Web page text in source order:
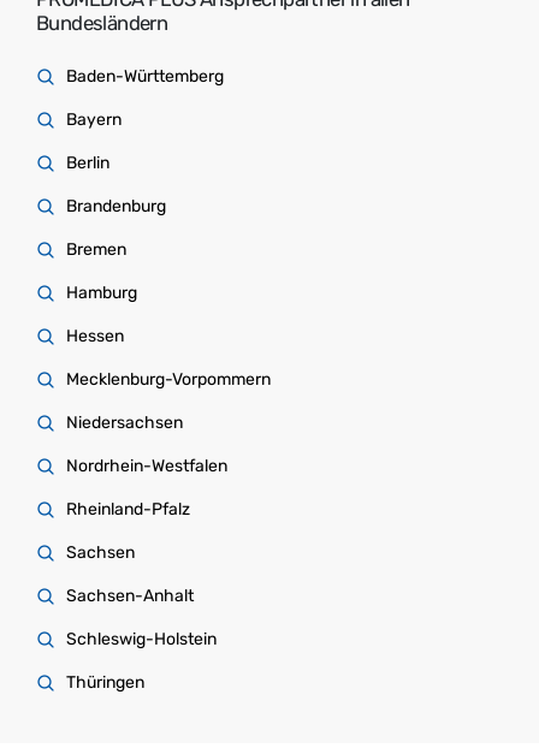
Bundesländern
Baden-Württemberg
Bayern
Berlin
Brandenburg
Bremen
Hamburg
Hessen
Mecklenburg-Vorpommern
Niedersachsen
Nordrhein-Westfalen
Rheinland-Pfalz
Sachsen
Sachsen-Anhalt
Schleswig-Holstein
Thüringen